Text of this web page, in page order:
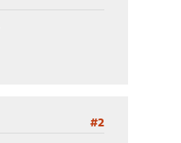
#2